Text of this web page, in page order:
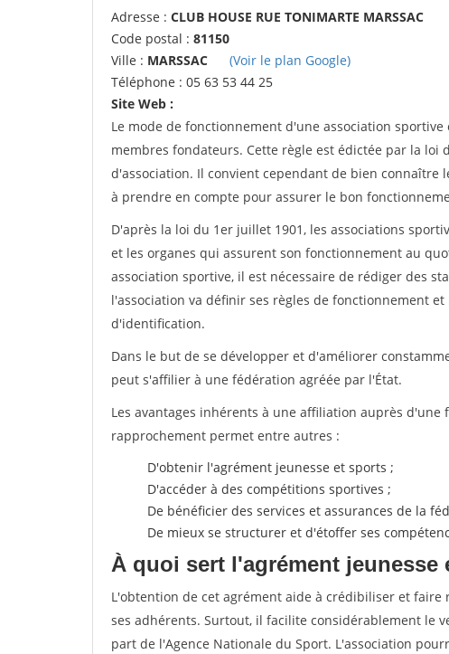
Adresse : CLUB HOUSE RUE TONIMARTE MARSSAC
Code postal : 81150
Ville : MARSSAC
(Voir le plan Google)
Téléphone : 05 63 53 44 25
Site Web :
Le mode de fonctionnement d'une association
membres fondateurs. Cette règle est édictée par la loi
d'association. Il convient cependant de bien connaître
à prendre en compte pour assurer le bon
D'après la loi du 1er juillet 1901, les associations
et les organes qui assurent son fonctionnement au
association sportive, il est nécessaire de rédiger des
l'association va définir ses règles de fonctionnement
d'identification.
Dans le but de se développer et d'améliorer
peut s'affilier à une fédération agréée par l'État.
Les avantages inhérents à une affiliation auprès
rapprochement permet entre autres :
D'obtenir l'agrément jeunesse et sports ;
D'accéder à des compétitions sportives ;
De bénéficier des services et assurances de la
De mieux se structurer et d'étoffer ses
À quoi sert l'agrément jeunesse
L'obtention de cet agrément aide à crédibiliser et
ses adhérents. Surtout, il facilite considérablement le
part de l'Agence Nationale du Sport. L'association